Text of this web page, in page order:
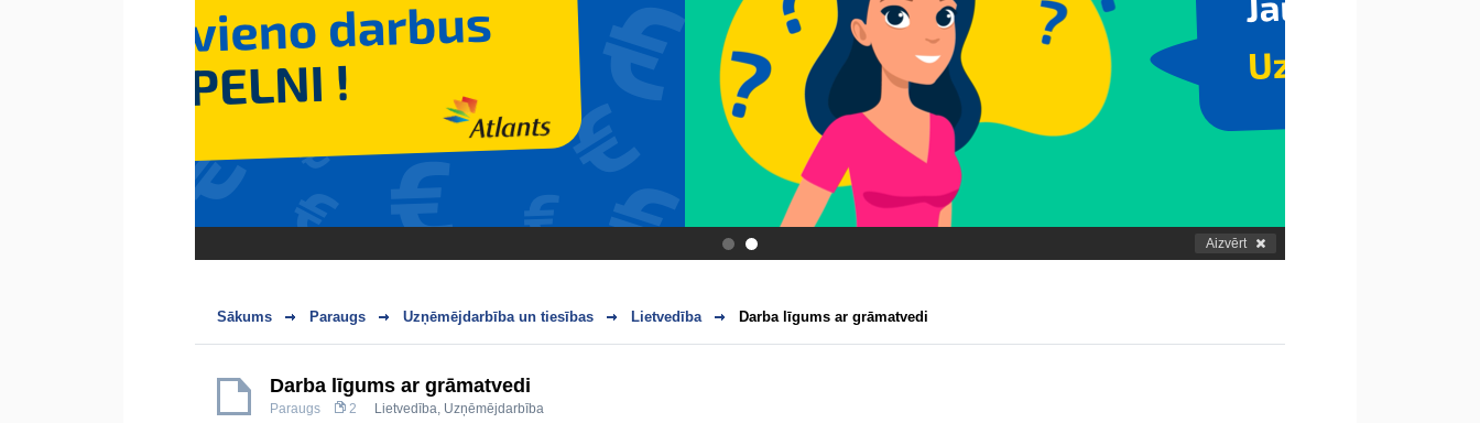
. Aizvērt
Sākums Paraugs Uzņēmējdarbība un tiesības Lietvedība Darba līgums ar grāmatvedi
Darba līgums ar grāmatvedi
Paraugs 2 Lietvedība, Uzņēmējdarbība